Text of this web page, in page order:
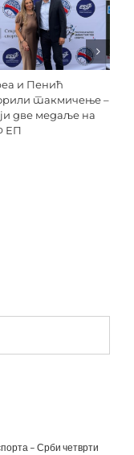
и Пенић
такмичење –
две медаље на
ЕП
– Срби четврти